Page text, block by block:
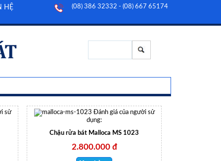
HỆ (08) 386 32332 - (08) 667 65174
sử
Đánh giá của người sử
dụng:
Chậu rửa bát Malloca MS 1023
2.800.000 đ